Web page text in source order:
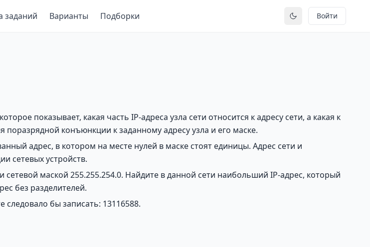
заданий Варианты Подборки Переключить тему
Войти
показывает, какая часть IP-адреса узла сети относится к адресу сети, а какая к
поразрядной конъюнкции к заданному адресу узла и его маске.
адрес, в котором на месте нулей в маске стоят единицы. Адрес сети и
сетевых устройств.
сетевой маской 255.255.254.0. Найдите в данной сети наибольший IP-адрес, который
без разделителей.
бы записать: 13116588.